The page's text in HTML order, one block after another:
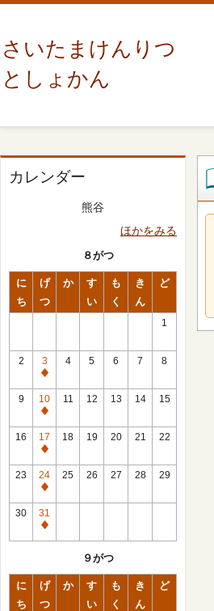
さいたまけんりつ
としょかん
カレンダー
熊谷
ほかをみる
８がつ
に
ち
げ
つ
か
す
い
も
く
き
ん
ど
1
2
3
休
館
日
4 5 6 7 8
9
10
休
館
日
11 12 13 14 15
16
17
休
館
日
18 19 20 21 22
23
24
休
館
日
25 26 27 28 29
30
31
休
９がつ
に
ち
げ
つ
か
す
い
も
く
き
ん
ど